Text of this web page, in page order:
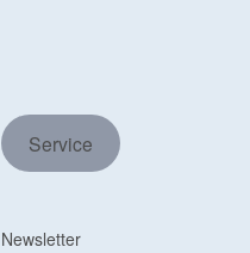
Service
Newsletter